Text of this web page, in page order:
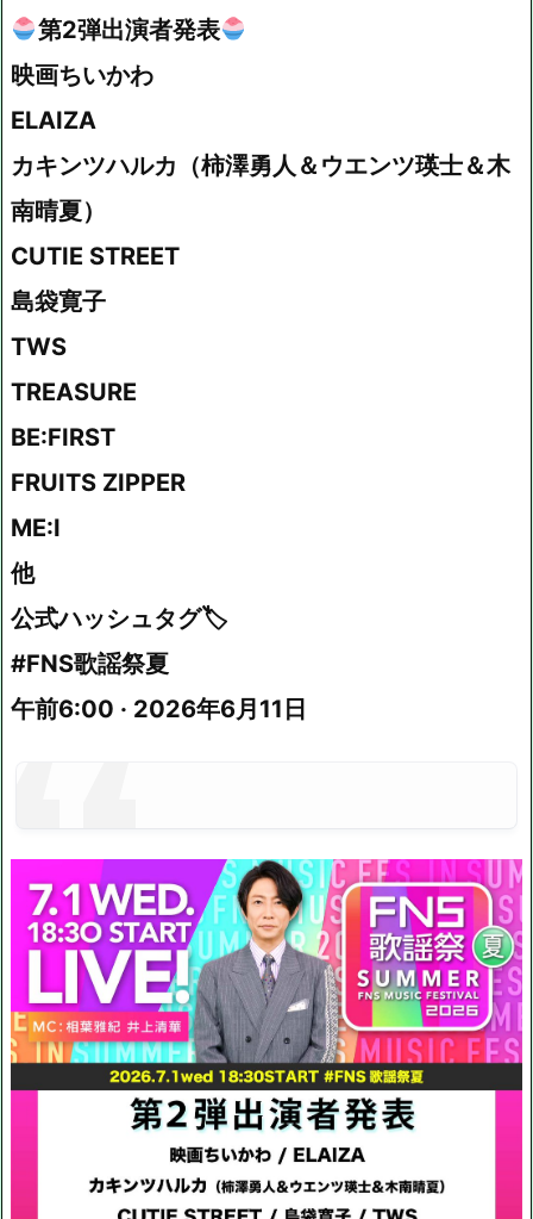
第2弾出演者発表
映画ちいかわ
ELAIZA
カキンツハルカ（柿澤勇人＆ウエンツ瑛士＆木
南晴夏）
CUTIE STREET
島袋寛子
TWS
TREASURE
BE:FIRST
FRUITS ZIPPER
ME:I
他
公式ハッシュタグ🏷
#FNS歌謡祭夏
午前6:00 · 2026年6月11日